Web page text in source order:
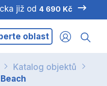
již od 4 690 Kč
oblast
Katalog objektů